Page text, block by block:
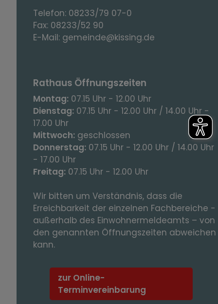
Telefon: 08233/79 07-0
Fax: 08233/52 90
E-Mail: gemeinde@kissing.de
Rathaus Öffnungszeiten
Montag: 07.15 Uhr - 12.00 Uhr
Dienstag: 07.15 Uhr - 12.00 Uhr / 14.00 Uhr -
17.00 Uhr
Mittwoch: geschlossen
Donnerstag: 07.15 Uhr - 12.00 Uhr / 14.00 Uhr
- 17.00 Uhr
Freitag: 07.15 Uhr - 12.00 Uhr
Wir bitten um Verständnis, dass die
Erreichbarkeit der einzelnen Fachbereiche -
außerhalb des Einwohnermeldeamts – von
den genannten Öffnungszeiten abweichen
kann.
zur Online-
Terminvereinbarung